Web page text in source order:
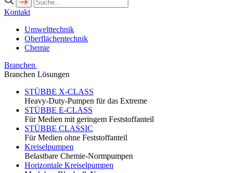
Kontakt
Umwelttechnik
Oberflächentechnik
Chemie
Branchen
Branchen Lösungen
STÜBBE X-CLASS
Heavy-Duty-Pumpen für das Extreme
STÜBBE E-CLASS
Für Medien mit geringem Feststoffanteil
STÜBBE CLASSIC
Für Medien ohne Feststoffanteil
Kreiselpumpen
Belastbare Chemie-Normpumpen
Horizontale Kreiselpumpen